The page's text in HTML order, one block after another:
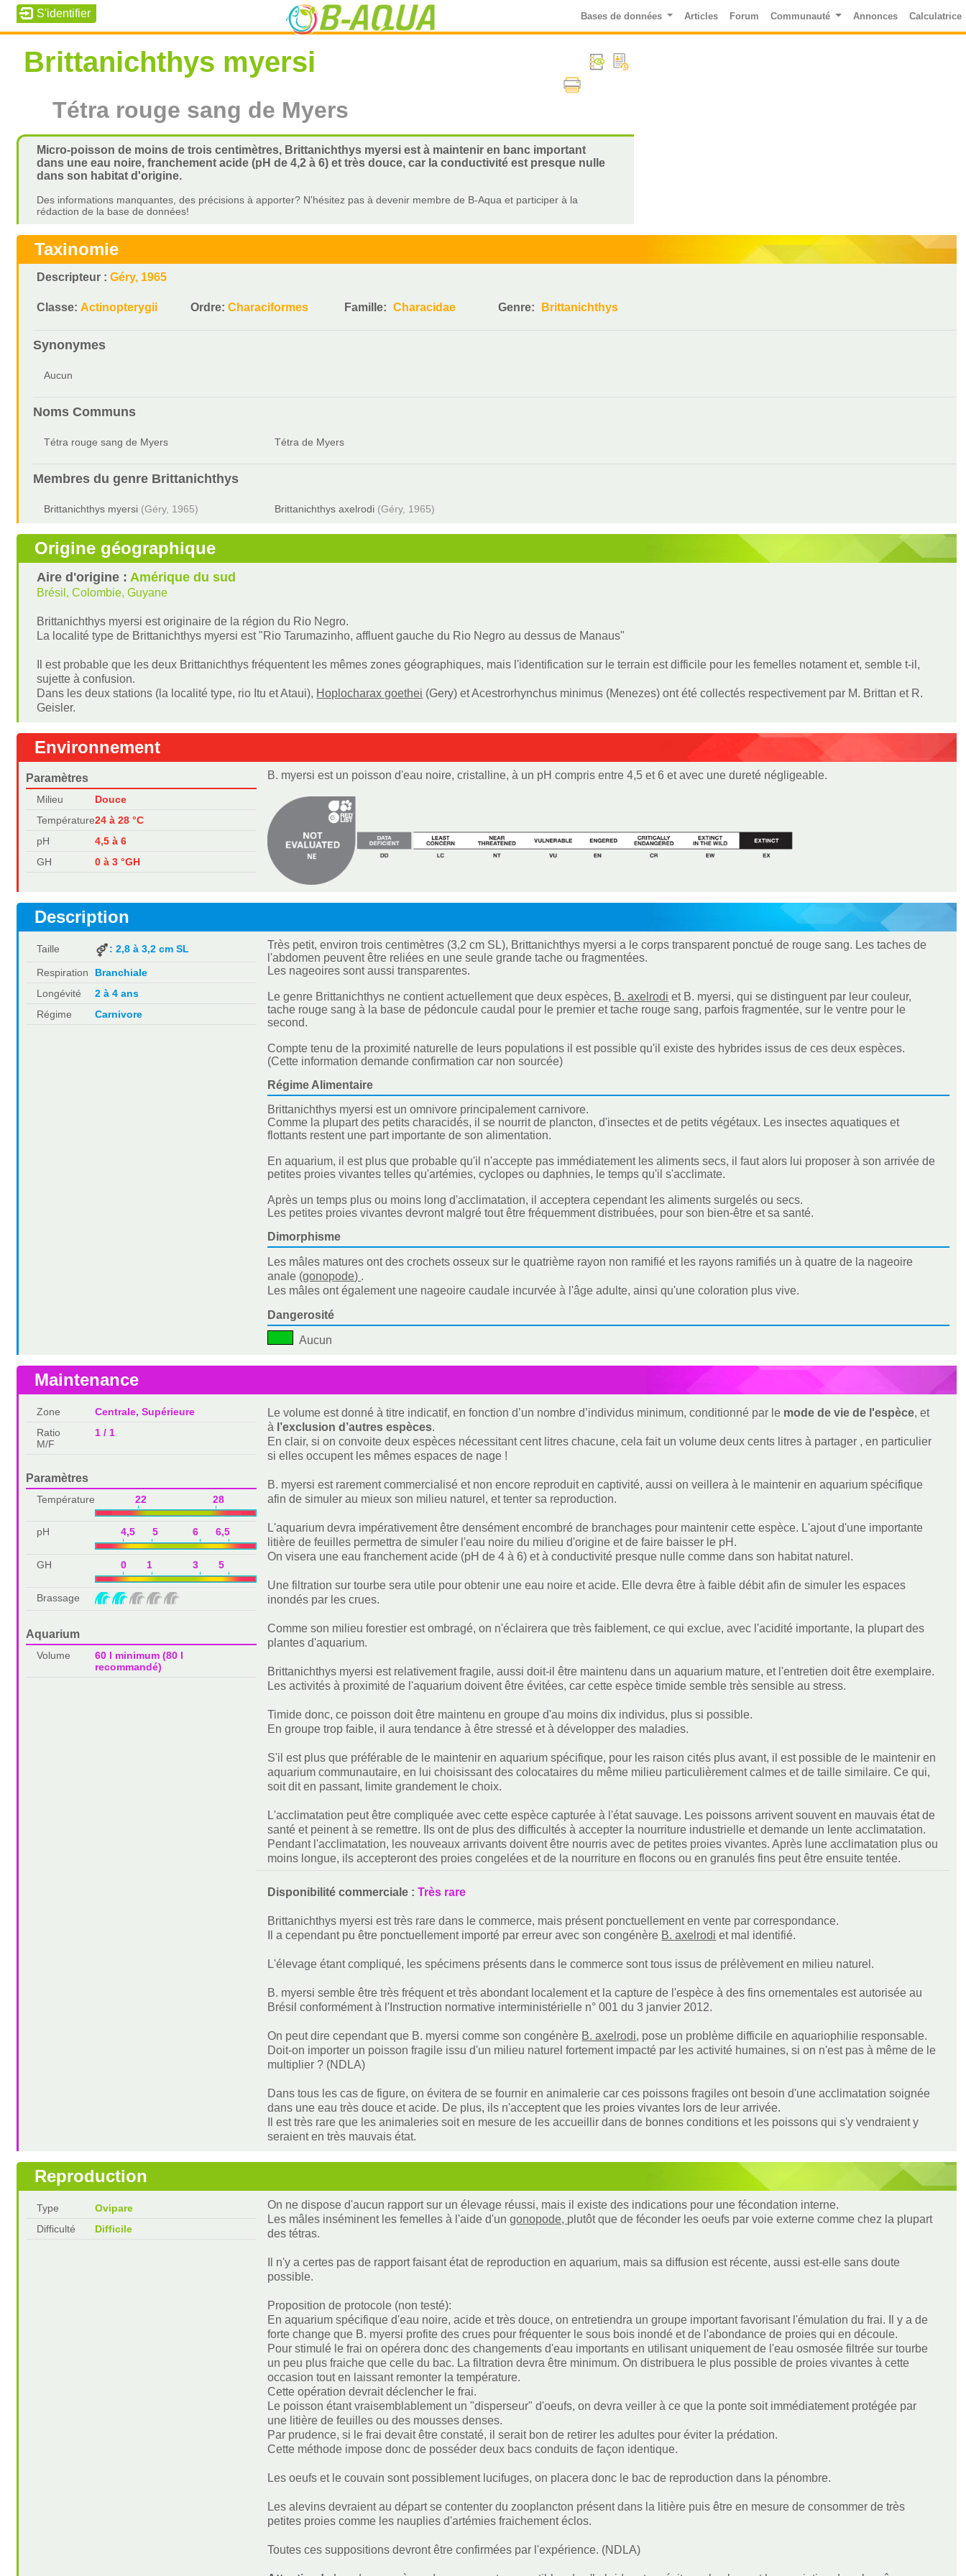
Bases de données Articles Forum Communauté Annonces Calculatrice
Brittanichthys myersi
Tétra rouge sang de Myers
Micro-poisson de moins de trois centimètres, Brittanichthys myersi est à maintenir en banc important
dans une eau noire, franchement acide (pH de 4,2 à 6) et très douce, car la conductivité est presque nulle
dans son habitat d'origine.
Des informations manquantes, des précisions à apporter? N'hésitez pas à devenir membre de B-Aqua et participer à la
rédaction de la base de données!
Taxinomie
Descripteur :Géry, 1965
Classe:Actinopterygii Ordre:Characiformes Famille: Characidae Genre: Brittanichthys
Synonymes
Aucun
Noms Communs
Tétra rouge sang de Myers Tétra de Myers
Membres du genre Brittanichthys
Brittanichthys myersi (Géry, 1965) Brittanichthys axelrodi (Géry, 1965)
Origine géographique
Aire d'origine :Amérique du sud
Brésil, Colombie, Guyane
Brittanichthys myersi est originaire de la région du Rio Negro.
La localité type de Brittanichthys myersi est "Rio Tarumazinho, affluent gauche du Rio Negro au dessus de Manaus"
Il est probable que les deux Brittanichthys fréquentent les mêmes zones géographiques, mais l'identification sur le terrain est difficile pour les femelles notament et, semble t-il,
sujette à confusion.
Dans les deux stations (la localité type, rio Itu et Ataui), Hoplocharax goethei (Gery) et Acestrorhynchus minimus (Menezes) ont été collectés respectivement par M. Brittan et R.
Geisler.
Environnement
Paramètres
Milieu
Douce
Température24 à 28 °C
pH
4,5 à 6
GH
0 à 3 °GH
B. myersi est un poisson d'eau noire, cristalline, à un pH compris entre 4,5 et 6 et avec une dureté négligeable.
Description
Taille : 2,8 à 3,2 cm SL
Respiration
Branchiale
Longévité
2 à 4 ans
Régime
Carnivore
Très petit, environ trois centimètres (3,2 cm SL), Brittanichthys myersi a le corps transparent ponctué de rouge sang. Les taches de
l'abdomen peuvent être reliées en une seule grande tache ou fragmentées.
Les nageoires sont aussi transparentes.
Le genre Brittanichthys ne contient actuellement que deux espèces, B. axelrodi et B. myersi, qui se distinguent par leur couleur,
tache rouge sang à la base de pédoncule caudal pour le premier et tache rouge sang, parfois fragmentée, sur le ventre pour le
second.
Compte tenu de la proximité naturelle de leurs populations il est possible qu'il existe des hybrides issus de ces deux espèces.
(Cette information demande confirmation car non sourcée)
Régime Alimentaire
Brittanichthys myersi est un omnivore principalement carnivore.
Comme la plupart des petits characidés, il se nourrit de plancton, d'insectes et de petits végétaux. Les insectes aquatiques et
flottants restent une part importante de son alimentation.
En aquarium, il est plus que probable qu'il n'accepte pas immédiatement les aliments secs, il faut alors lui proposer à son arrivée de
petites proies vivantes telles qu'artémies, cyclopes ou daphnies, le temps qu'il s'acclimate.
Après un temps plus ou moins long d'acclimatation, il acceptera cependant les aliments surgelés ou secs.
Les petites proies vivantes devront malgré tout être fréquemment distribuées, pour son bien-être et sa santé.
Dimorphisme
Les mâles matures ont des crochets osseux sur le quatrième rayon non ramifié et les rayons ramifiés un à quatre de la nageoire
anale (gonopode) .
Les mâles ont également une nageoire caudale incurvée à l'âge adulte, ainsi qu'une coloration plus vive.
Dangerosité
Aucun
Maintenance
Zone
Centrale, Supérieure
Ratio
M/F
1 / 1
Paramètres
Température 22 28
pH 4,5 5 6 6,5
GH 0 1 3 5
Brassage
Aquarium
Volume
60 l minimum (80 l
recommandé)
Le volume est donné à titre indicatif, en fonction d’un nombre d’individus minimum, conditionné par le mode de vie de l'espèce, et
à l’exclusion d’autres espèces.
En clair, si on convoite deux espèces nécessitant cent litres chacune, cela fait un volume deux cents litres à partager , en particulier
si elles occupent les mêmes espaces de nage !
B. myersi est rarement commercialisé et non encore reproduit en captivité, aussi on veillera à le maintenir en aquarium spécifique
afin de simuler au mieux son milieu naturel, et tenter sa reproduction.
L'aquarium devra impérativement être densément encombré de branchages pour maintenir cette espèce. L'ajout d'une importante
litière de feuilles permettra de simuler l'eau noire du milieu d'origine et de faire baisser le pH.
On visera une eau franchement acide (pH de 4 à 6) et à conductivité presque nulle comme dans son habitat naturel.
Une filtration sur tourbe sera utile pour obtenir une eau noire et acide. Elle devra être à faible débit afin de simuler les espaces
inondés par les crues.
Comme son milieu forestier est ombragé, on n'éclairera que très faiblement, ce qui exclue, avec l'acidité importante, la plupart des
plantes d'aquarium.
Brittanichthys myersi est relativement fragile, aussi doit-il être maintenu dans un aquarium mature, et l'entretien doit être exemplaire.
Les activités à proximité de l'aquarium doivent être évitées, car cette espèce timide semble très sensible au stress.
Timide donc, ce poisson doit être maintenu en groupe d'au moins dix individus, plus si possible.
En groupe trop faible, il aura tendance à être stressé et à développer des maladies.
S'il est plus que préférable de le maintenir en aquarium spécifique, pour les raison cités plus avant, il est possible de le maintenir en
aquarium communautaire, en lui choisissant des colocataires du même milieu particulièrement calmes et de taille similaire. Ce qui,
soit dit en passant, limite grandement le choix.
L'acclimatation peut être compliquée avec cette espèce capturée à l'état sauvage. Les poissons arrivent souvent en mauvais état de
santé et peinent à se remettre. Ils ont de plus des difficultés à accepter la nourriture industrielle et demande un lente acclimatation.
Pendant l'acclimatation, les nouveaux arrivants doivent être nourris avec de petites proies vivantes. Après lune acclimatation plus ou
moins longue, ils accepteront des proies congelées et de la nourriture en flocons ou en granulés fins peut être ensuite tentée.
Disponibilité commerciale : Très rare
Brittanichthys myersi est très rare dans le commerce, mais présent ponctuellement en vente par correspondance.
Il a cependant pu être ponctuellement importé par erreur avec son congénère B. axelrodi et mal identifié.
L'élevage étant compliqué, les spécimens présents dans le commerce sont tous issus de prélèvement en milieu naturel.
B. myersi semble être très fréquent et très abondant localement et la capture de l'espèce à des fins ornementales est autorisée au
Brésil conformément à l'Instruction normative interministérielle n° 001 du 3 janvier 2012.
On peut dire cependant que B. myersi comme son congénère B. axelrodi, pose un problème difficile en aquariophilie responsable.
Doit-on importer un poisson fragile issu d'un milieu naturel fortement impacté par les activité humaines, si on n'est pas à même de le
multiplier ? (NDLA)
Dans tous les cas de figure, on évitera de se fournir en animalerie car ces poissons fragiles ont besoin d'une acclimatation soignée
dans une eau très douce et acide. De plus, ils n'acceptent que les proies vivantes lors de leur arrivée.
Il est très rare que les animaleries soit en mesure de les accueillir dans de bonnes conditions et les poissons qui s'y vendraient y
seraient en très mauvais état.
Reproduction
Type
Ovipare
Difficulté
Difficile
On ne dispose d'aucun rapport sur un élevage réussi, mais il existe des indications pour une fécondation interne.
Les mâles inséminent les femelles à l'aide d'ungonopode, plutôt que de féconder les oeufs par voie externe comme chez la plupart
des tétras.
Il n'y a certes pas de rapport faisant état de reproduction en aquarium, mais sa diffusion est récente, aussi est-elle sans doute
possible.
Proposition de protocole (non testé):
En aquarium spécifique d'eau noire, acide et très douce, on entretiendra un groupe important favorisant l'émulation du frai. Il y a de
forte change que B. myersi profite des crues pour fréquenter le sous bois inondé et de l'abondance de proies qui en découle.
Pour stimulé le frai on opérera donc des changements d'eau importants en utilisant uniquement de l'eau osmosée filtrée sur tourbe
un peu plus fraiche que celle du bac. La filtration devra être minimum. On distribuera le plus possible de proies vivantes à cette
occasion tout en laissant remonter la température.
Cette opération devrait déclencher le frai.
Le poisson étant vraisemblablement un "disperseur" d'oeufs, on devra veiller à ce que la ponte soit immédiatement protégée par
une litière de feuilles ou des mousses denses.
Par prudence, si le frai devait être constaté, il serait bon de retirer les adultes pour éviter la prédation.
Cette méthode impose donc de posséder deux bacs conduits de façon identique.
Les oeufs et le couvain sont possiblement lucifuges, on placera donc le bac de reproduction dans la pénombre.
Les alevins devraient au départ se contenter du zooplancton présent dans la litière puis être en mesure de consommer de très
petites proies comme les nauplies d'artémies fraichement éclos.
Toutes ces suppositions devront être confirmées par l'expérience. (NDLA)